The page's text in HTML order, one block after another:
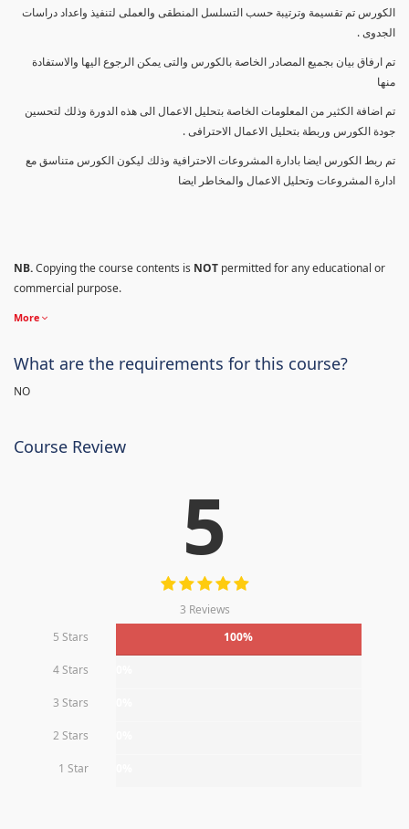
الكورس تم تقسيمة وترتيبة حسب التسلسل المنطقى والعملى لتنفيذ واعداد دراسات
الجدوى .
تم ارفاق بيان بجميع المصادر الخاصة بالكورس والتى يمكن الرجوع اليها والاستفادة
منها
تم اضافة الكثير من المعلومات الخاصة بتحليل الاعمال الى هذه الدورة وذلك لتحسين
جودة الكورس وربطة بتحليل الاعمال الاحترافى .
تم ربط الكورس ايضا بادارة المشروعات الاحترافية وذلك ليكون الكورس متناسق مع
ادارة المشروعات وتحليل الاعمال والمخاطر ايضا
NB.Copying the course contents is NOT permitted for any educational or
commercial purpose.
More
What are the requirements for this course?
NO
Course Review
5
3 Reviews
5 Stars
100%
4 Stars
3 Stars
2 Stars
1 Star